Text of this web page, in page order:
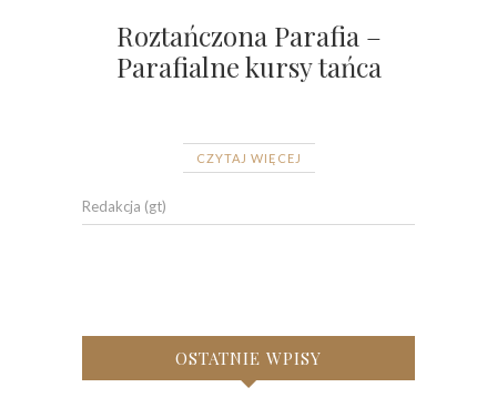
Roztańczona Parafia –
Parafialne kursy tańca
CZYTAJ WIĘCEJ
Redakcja (gt)
OSTATNIE WPISY